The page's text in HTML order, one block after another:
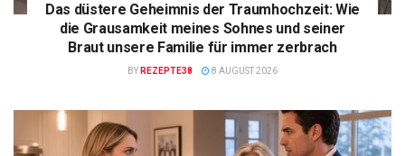
Das düstere Geheimnis der Traumhochzeit: Wie
die Grausamkeit meines Sohnes und seiner
Braut unsere Familie für immer zerbrach
BY REZEPTE38 8 AUGUST 2026